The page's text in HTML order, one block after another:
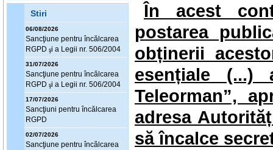
Stiri
06/08/2026
Sancţiune pentru încălcarea
RGPD şi a Legii nr. 506/2004
31/07/2026
Sancţiune pentru încălcarea
RGPD şi a Legii nr. 506/2004
17/07/2026
Sancţiuni pentru încălcarea
RGPD
02/07/2026
Sancţiune pentru încălcarea
În acest
postarea
obținerii
esențiale
Teleorman”,
adresa
să încalce